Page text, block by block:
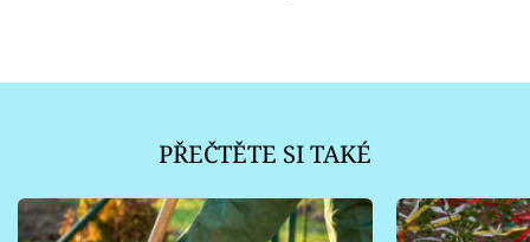
PŘEČTĚTE SI TAKÉ